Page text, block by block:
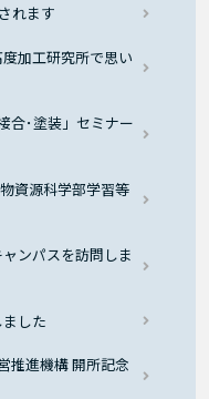
れます
加工研究所で思い
合･塗装」セミナー
資源科学部学習等
ンパスを訪問しま
した
推進機構 開所記念